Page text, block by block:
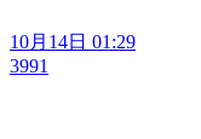
10月14日 01:29
3991